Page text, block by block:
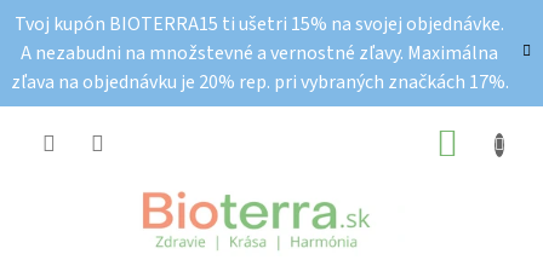
obsah
Tvoj kupón BIOTERRA15 ti ušetri 15% na svojej objednávke.
A nezabudni na množstevné a vernostné zľavy. Maximálna
zľava na objednávku je 20% rep. pri vybraných značkách 17%.